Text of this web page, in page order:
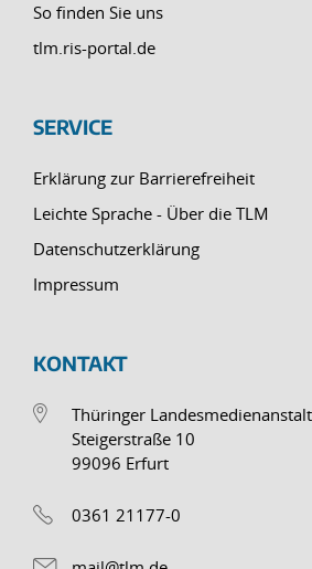
So finden Sie uns
tlm.ris-portal.de
SERVICE
Erklärung zur Barrierefreiheit
Leichte Sprache - Über die TLM
Datenschutzerklärung
Impressum
KONTAKT
Thüringer
Steigerstraße 10
99096 Erfurt
0361 21177-0